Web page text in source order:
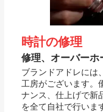
時計の修理
修理、オーバーホ
ブランドアドレには
工房がございます。
ナンス、仕上げで新
を全て自社で行いま